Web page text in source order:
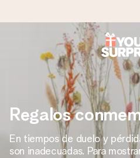
Pide hoy y se envía en 1
Preparamos tu regalo con
para que lo entregues en el
importa.
Regalos
En tiempos de duelo y
son inadecuadas. Para